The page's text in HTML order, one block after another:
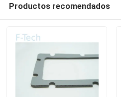
Productos recomendados